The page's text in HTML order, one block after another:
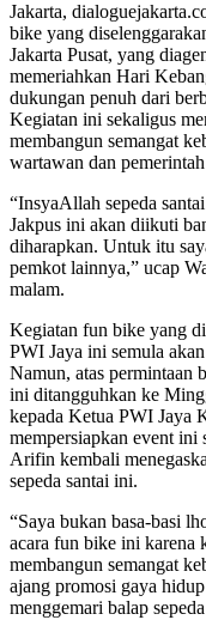
Jakarta,
bike yang
Jakarta Pusat, yang
memeriahkan Hari
dukungan penuh dari
Kegiatan ini sekaligus
membangun semangat
wartawan dan
“InsyaAllah sepeda
Jakpus ini akan diikuti
diharapkan. Untuk itu
pemkot lainnya,” ucap
malam.
Kegiatan fun bike yang
PWI Jaya ini semula
Namun, atas permintaan
ini ditangguhkan ke
kepada Ketua PWI Jaya
mempersiapkan event ini
Arifin kembali
sepeda santai ini.
“Saya bukan basa-basi
acara fun bike ini karena
membangun semangat
ajang promosi gaya
menggemari balap